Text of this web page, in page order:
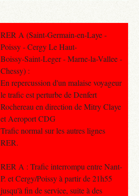
RER A (Saint-Germain-en-Laye -
Poissy - Cergy Le Haut-
Boissy-Saint-Leger - Marne-la-Vallee -
Chessy) :
En repercussion d'un malaise voyageur
le trafic est perturbe de Denfert
Rochereau en direction de Mitry Claye
et Aeroport CDG
Trafic normal sur les autres lignes
RER.
RER A : Trafic interrompu entre Nant-
P. et Cergy/Poissy à partir de 21h55
jusqu'à fin de service, suite à des